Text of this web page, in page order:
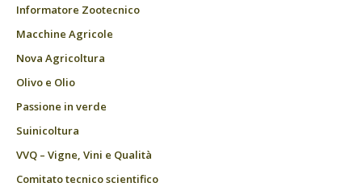
Informatore Zootecnico
Macchine Agricole
Nova Agricoltura
Olivo e Olio
Passione in verde
Suinicoltura
VVQ – Vigne, Vini e Qualità
Comitato tecnico scientifico